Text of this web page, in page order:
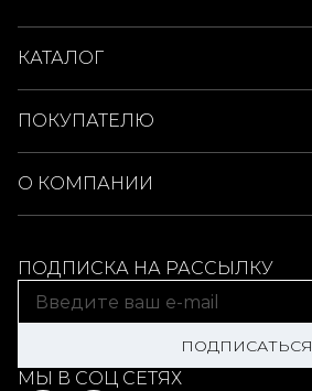
КАТАЛОГ
ПОКУПАТЕЛЮ
О КОМПАНИИ
ПОДПИСКА НА РАССЫЛКУ
ПОДПИСАТЬСЯ
МЫ В СОЦ СЕТЯХ